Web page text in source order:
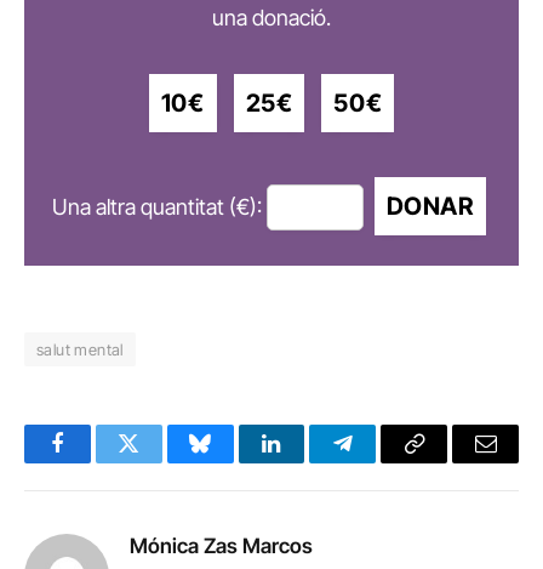
una donació.
10€ 25€ 50€
Una altra quantitat (€): DONAR
salut mental
FacebookTwitter BlueskyLinkedInTelegramCopy
Email
Mónica Zas Marcos